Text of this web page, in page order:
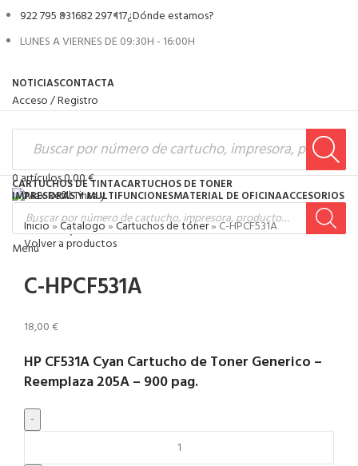
922 795 831682 297 117¿Dónde estamos?
LUNES A VIERNES DE 09:30H - 16:00H
NOTICIASCONTACTA
Acceso / Registro
0artículos0,00€
0artículos0,00€
Menú
CARTUCHOS DE TINTACARTUCHOS DE TONER
IMPRESORAS Y MULTIFUNCIONESMATERIAL DE OFICINAACCESORIOS
Inicio»Catalogo»Cartuchos de tóner»C-HPCF531A
Volver a productos
C-HPCF531A
18,00€
HP CF531A Cyan Cartucho de Toner Generico –
Reemplaza 205A – 900 pag.